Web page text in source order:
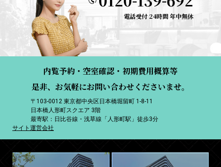
電話受付 24時間 年中無休
内覧予約・空室確認・初期費用概算等
是非、お気軽にお問い合わせくださいませ。
〒103-0012 東京都中央区日本橋堀留町 1-8-11
日本橋人形町スクエア 3階
最寄駅：日比谷線・浅草線「人形町駅」徒歩3分
サイト運営会社